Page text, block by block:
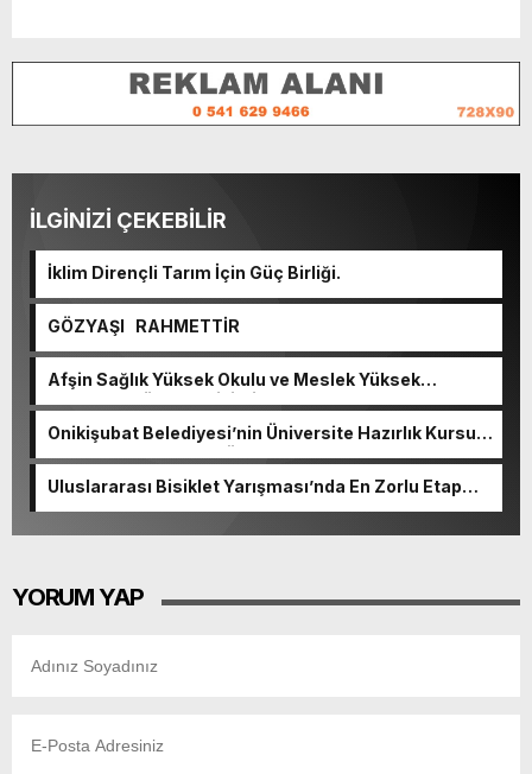
İLGİNİZİ ÇEKEBİLİR
İklim Dirençli Tarım İçin Güç Birliği.
GÖZYAŞI RAHMETTİR
Afşin Sağlık Yüksek Okulu ve Meslek Yüksek
Okulunda görev değişimi!
Onikişubat Belediyesi’nin Üniversite Hazırlık Kursu
başvurularında son gün 7 Ağustos.
Uluslararası Bisiklet Yarışması’nda En Zorlu Etap
YORUM YAP